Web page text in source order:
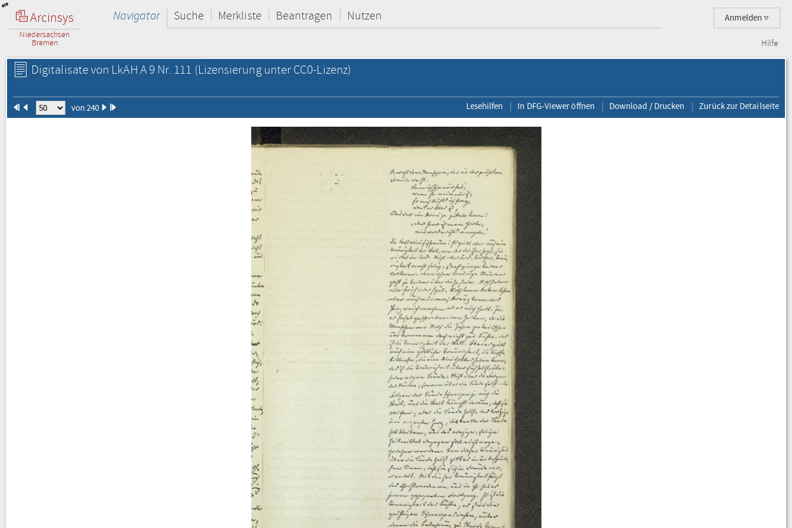
Arcinsys
Niedersachsen
Bremen
Anmelden
Navigator Suche Merkliste Beantragen Nutzen
Hilfe
Digitalisate von LkAH A 9 Nr. 111 (Lizensierung unter CC0-Lizenz)
von 240 Lesehilfen In DFG-Viewer öffnen Download / Drucken Zurück zur Detailseite